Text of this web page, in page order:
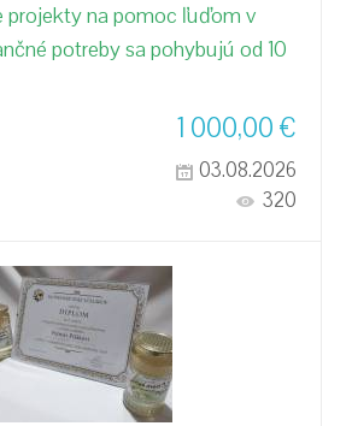
projekty na pomoc ľuďom v
potreby sa pohybujú od 10
1 000,00€
03.08.2026
320